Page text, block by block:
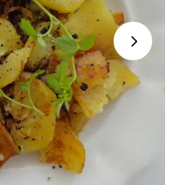
Next